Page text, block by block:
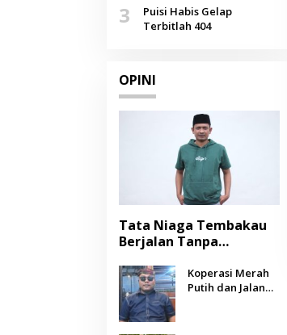
Selendang Benang Merah
Lombang
3
Puisi Habis Gelap
Terbitlah 404
OPINI
Tata Niaga Tembakau
Berjalan Tanpa
Negara Berpihak
kepada Petani?
Koperasi Merah
Putih dan Jalan